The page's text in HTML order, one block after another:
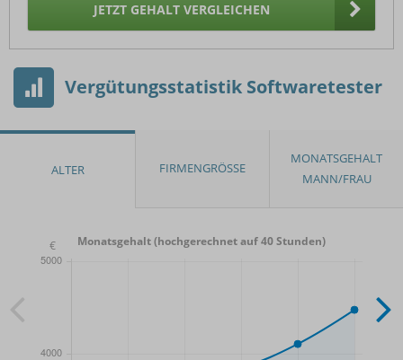
JETZT GEHALT VERGLEICHEN
Vergütungsstatistik Softwaretester
Monatsgehalt (hochgerechnet auf 40 Stunden)